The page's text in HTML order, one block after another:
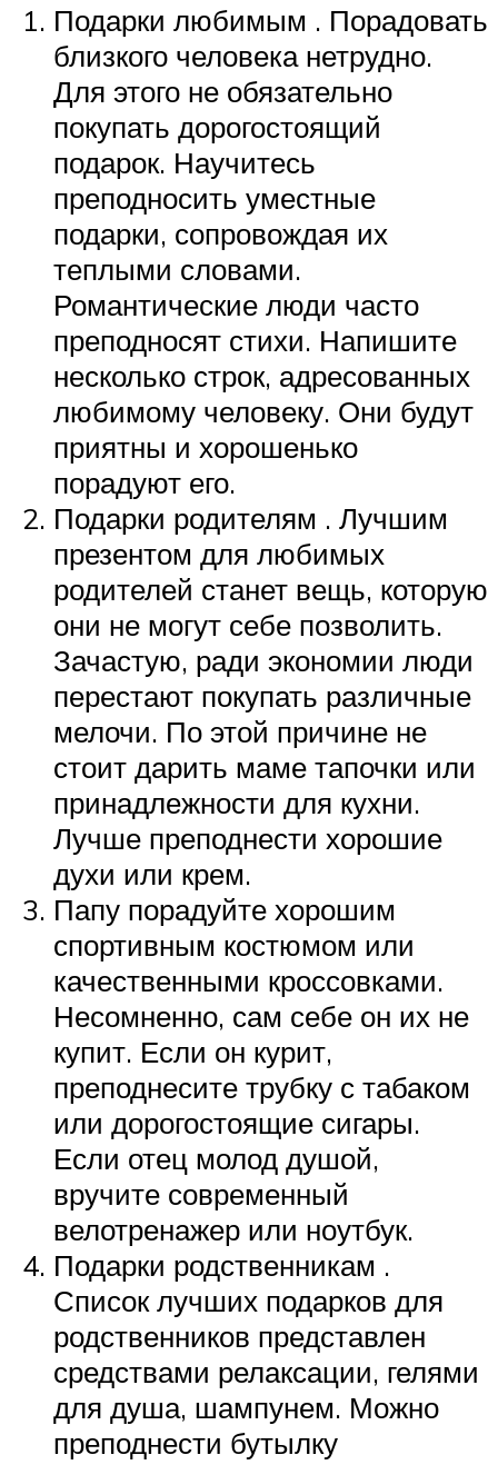
Подарки любимым . Порадовать
близкого человека нетрудно.
Для этого не обязательно
покупать дорогостоящий
подарок. Научитесь
преподносить уместные
подарки, сопровождая их
теплыми словами.
Романтические люди часто
преподносят стихи. Напишите
несколько строк, адресованных
любимому человеку. Они будут
приятны и хорошенько
порадуют его.
Подарки родителям . Лучшим
презентом для любимых
родителей станет вещь, которую
они не могут себе позволить.
Зачастую, ради экономии люди
перестают покупать различные
мелочи. По этой причине не
стоит дарить маме тапочки или
принадлежности для кухни.
Лучше преподнести хорошие
духи или крем.
Папу порадуйте хорошим
спортивным костюмом или
качественными кроссовками.
Несомненно, сам себе он их не
купит. Если он курит,
преподнесите трубку с табаком
или дорогостоящие сигары.
Если отец молод душой,
вручите современный
велотренажер или ноутбук.
Подарки родственникам .
Список лучших подарков для
родственников представлен
средствами релаксации, гелями
для душа, шампунем. Можно
преподнести бутылку